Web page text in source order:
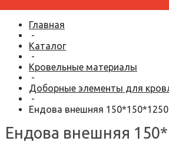
Главная
-
Каталог
-
Кровельные материалы
-
Доборные элементы для
-
Ендова внешняя 150*150*1250
Ендова внешняя